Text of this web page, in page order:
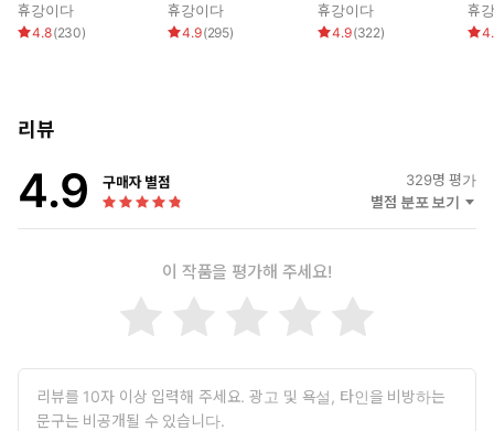
휴강이다
4.8(230)
휴강이다
4.9(295)
휴강이다
4.9(322)
휴
리뷰
4.9 구매자 별점 329명 평가
별점 분포 보기
이 작품을 평가해 주세요!